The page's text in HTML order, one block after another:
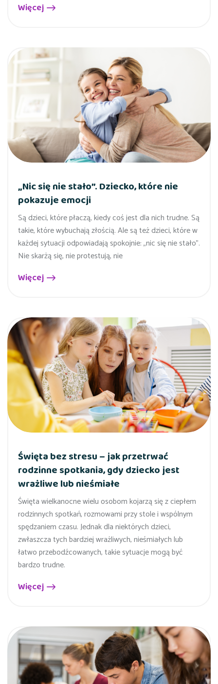
Więcej
„Nic się nie stało”. Dziecko, które nie
pokazuje emocji
Są dzieci, które płaczą, kiedy coś jest dla nich trudne. Są
takie, które wybuchają złością. Ale są też dzieci, które w
każdej sytuacji odpowiadają spokojnie: „nic się nie stało”.
Nie skarżą się, nie protestują, nie
Więcej
Święta bez stresu – jak przetrwać
rodzinne spotkania, gdy dziecko jest
wrażliwe lub nieśmiałe
Święta wielkanocne wielu osobom kojarzą się z ciepłem
rodzinnych spotkań, rozmowami przy stole i wspólnym
spędzaniem czasu. Jednak dla niektórych dzieci,
zwłaszcza tych bardziej wrażliwych, nieśmiałych lub
łatwo przebodźcowanych, takie sytuacje mogą być
bardzo trudne.
Więcej